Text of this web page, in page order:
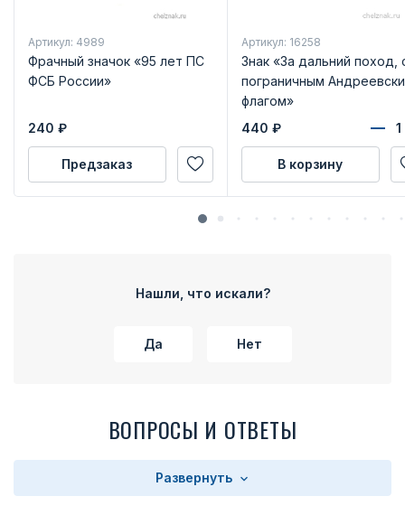
Артикул: 4989
Фрачный значок «95 лет ПС
ФСБ России»
240 ₽
Предзаказ
Артикул: 16258
Знак «За дальний поход,
пограничным
флагом»
440 ₽
В корзину
Нашли, что искали?
Да Нет
ВОПРОСЫ И ОТВЕТЫ
Развернуть